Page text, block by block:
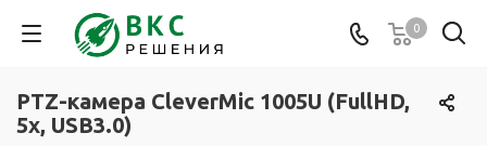
0
PTZ-камера CleverMic 1005U (FullHD,
5x, USB3.0)